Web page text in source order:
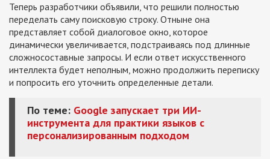
Теперь разработчики объявили, что решили полностью
переделать саму поисковую строку. Отныне она
представляет собой диалоговое окно, которое
динамически увеличивается, подстраиваясь под длинные
сложносоставные запросы. И если ответ искусственного
интеллекта будет неполным, можно продолжить переписку
и попросить его уточнить определенные детали.
По теме: Google запускает три ИИ-
инструмента для практики языков с
персонализированным подходом